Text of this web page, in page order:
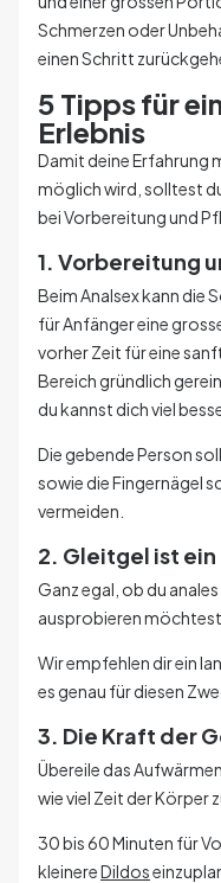
Schmerzen oder
einen Schritt
5 Tipps für
Erlebnis
Damit deine Erfahrung
möglich wird, solltest
bei Vorbereitung und
1. Vorbereitung
Beim Analsex kann die
für Anfänger eine
vorher Zeit für eine
Bereich gründlich
du kannst dich viel
Die gebende Person
sowie die Fingernägel
vermeiden.
2. Gleitgel ist ein
Ganz egal, ob du
ausprobieren
Wir empfehlen dir ein
es genau für diesen
3. Die Kraft der
Übereile das
wie viel Zeit der Körper
30 bis 60 Minuten für
kleinereDildos